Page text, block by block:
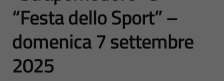
“Festa dello Sport” –
domenica 7 settembre
2025